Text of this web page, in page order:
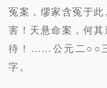
冤案，缪家含冤于此
害！天悬命案，何
待！……公元二○○
字。